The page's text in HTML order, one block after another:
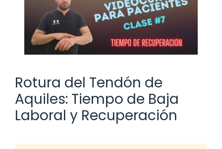
Rotura del Tendón de
Aquiles: Tiempo de Baja
Laboral y Recuperación